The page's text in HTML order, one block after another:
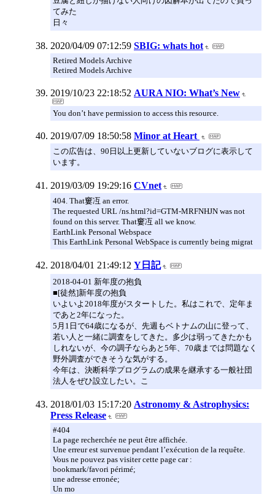
てみた
日々
2020/04/09 07:12:59 SBIG: whats hot
Retired Models Archive
Retired Models Archive
2019/10/23 22:18:52 AURA NIO: What’s New
You don’t have permission to access this resource.
2019/07/09 18:50:58 Minor at Heart
この広告は、90日以上更新していないブログに表示して
います。
2019/03/09 19:29:16 CVnet
404. That窶冱 an error.
The requested URL /ns.html?id=GTM-MRFNHJN was not
found on this server. That窶冱 all we know.
EarthLink Personal Webspace
This EarthLink Personal WebSpace is currently being migrat
2018/04/01 21:49:12 Y日記
2018-04-01 新年度の抱負
■[徒然]新年度の抱負
いよいよ2018年度がスタートした。私はこれで、定年ま
であと2年になった。
5月1日で64歳になるが、先週もベトナムの山に登って、
若い人と一緒に調査をしてきた。多少は弱ってきたかも
しれないが、今の調子ならあと5年、70歳までは問題なく
野外調査ができそうな気がする。
今年は、決断科学プログラムの成果を継承する一般社団
法人をぜひ設立したい。こ
2018/01/03 15:17:20 Astronomy & Astrophysics:
Press Release
#404
La page recherchée ne peut être affichée.
Une erreur est survenue pendant l’exécution de la requête.
Vous ne pouvez pas visiter cette page car :
bookmark/favori périmé;
une adresse erronée;
Un mo